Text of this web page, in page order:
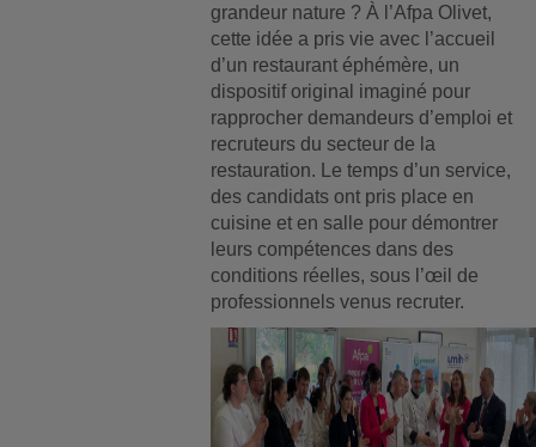
grandeur nature ? À l’Afpa Olivet,
cette idée a pris vie avec l’accueil
d’un restaurant éphémère, un
dispositif original imaginé pour
rapprocher demandeurs d’emploi et
recruteurs du secteur de la
restauration. Le temps d’un service,
des candidats ont pris place en
cuisine et en salle pour démontrer
leurs compétences dans des
conditions réelles, sous l’œil de
professionnels venus recruter.